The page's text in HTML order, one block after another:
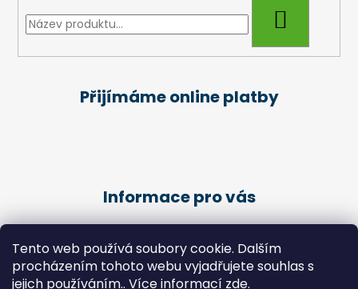
Tento web používá soubory cookie. Dalším
procházením tohoto webu vyjadřujete souhlas s
jejich používáním.. Více informací zde.
Přijímáme online platby
Informace pro vás
Podmínky ochrany osobních údajů
Kariéra
Péče o klienty - Pedikúra